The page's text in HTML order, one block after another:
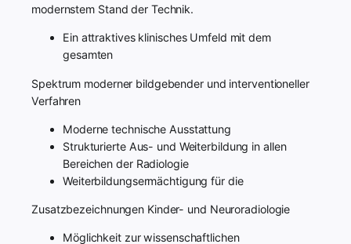
modernstem Stand der Technik.
Ein attraktives klinisches Umfeld mit dem
gesamten
Spektrum moderner bildgebender und interventioneller
Verfahren
Moderne technische Ausstattung
Strukturierte Aus- und Weiterbildung in allen
Bereichen der Radiologie
Weiterbildungsermächtigung für die
Zusatzbezeichnungen Kinder- und Neuroradiologie
Möglichkeit zur wissenschaftlichen